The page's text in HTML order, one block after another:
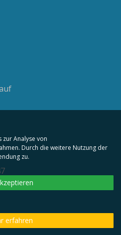
zur Analyse von
Durch die weitere Nutzung der
zu.
erfahren